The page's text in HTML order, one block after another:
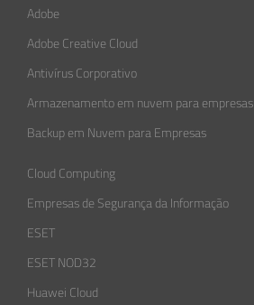
Adobe
Adobe Creative Cloud
Antivírus Corporativo
Armazenamento em nuvem para empresas
Backup em Nuvem para Empresas
Cloud Computing
Empresas de Segurança da Informação​
ESET
ESET NOD32
Huawei Cloud